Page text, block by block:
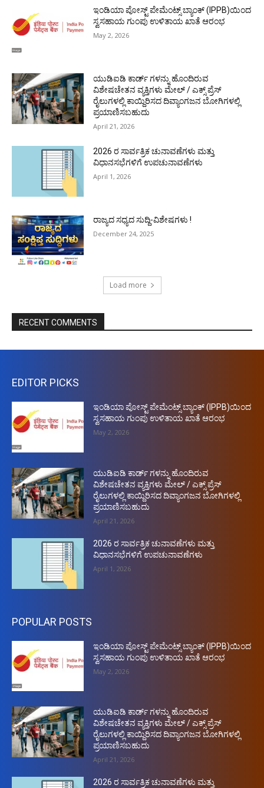
ಇಂಡಿಯಾ ಪೋಸ್ಟ್ ಪೇಮೆಂಟ್ಸ್ ಬ್ಯಾಂಕ್ (IPPB)ಯಿಂದ
ಸ್ವಸಹಾಯ ಗುಂಪು ಉಳಿತಾಯ ಖಾತೆ ಆರಂಭ
May 2, 2026
ಯುಡಿಐಡಿ ಕಾರ್ಡ್ ಗಳನ್ನು ಹೊಂದಿರುವ
ವಿಶೇಷಚೇತನ ವ್ಯಕ್ತಿಗಳು ಮೇಲ್ / ಎಕ್ಸ್ ಪ್ರೆಸ್
ರೈಲುಗಳಲ್ಲಿ ಕಾಯ್ದಿರಿಸದ ದಿವ್ಯಾಂಗಜನ ಬೋಗಿಗಳಲ್ಲಿ
ಪ್ರಯಾಣಿಸಬಹುದು
April 21, 2026
2026 ರ ಸಾರ್ವತ್ರಿಕ ಚುನಾವಣೆಗಳು ಮತ್ತು
ವಿಧಾನಸಭೆಗಳಿಗೆ ಉಪಚುನಾವಣೆಗಳು
April 1, 2026
ರಾಜ್ಯದ ಸಧ್ಯದ ಸುದ್ದಿ-ವಿಶೇಷಗಳು !
December 24, 2025
Load more
RECENT COMMENTS
EDITOR PICKS
ಇಂಡಿಯಾ ಪೋಸ್ಟ್ ಪೇಮೆಂಟ್ಸ್ ಬ್ಯಾಂಕ್ (IPPB)ಯಿಂದ
ಸ್ವಸಹಾಯ ಗುಂಪು ಉಳಿತಾಯ ಖಾತೆ ಆರಂಭ
May 2, 2026
ಯುಡಿಐಡಿ ಕಾರ್ಡ್ ಗಳನ್ನು ಹೊಂದಿರುವ
ವಿಶೇಷಚೇತನ ವ್ಯಕ್ತಿಗಳು ಮೇಲ್ / ಎಕ್ಸ್ ಪ್ರೆಸ್
ರೈಲುಗಳಲ್ಲಿ ಕಾಯ್ದಿರಿಸದ ದಿವ್ಯಾಂಗಜನ ಬೋಗಿಗಳಲ್ಲಿ
ಪ್ರಯಾಣಿಸಬಹುದು
April 21, 2026
2026 ರ ಸಾರ್ವತ್ರಿಕ ಚುನಾವಣೆಗಳು ಮತ್ತು
ವಿಧಾನಸಭೆಗಳಿಗೆ ಉಪಚುನಾವಣೆಗಳು
April 1, 2026
POPULAR POSTS
ಇಂಡಿಯಾ ಪೋಸ್ಟ್ ಪೇಮೆಂಟ್ಸ್ ಬ್ಯಾಂಕ್ (IPPB)ಯಿಂದ
ಸ್ವಸಹಾಯ ಗುಂಪು ಉಳಿತಾಯ ಖಾತೆ ಆರಂಭ
May 2, 2026
ಯುಡಿಐಡಿ ಕಾರ್ಡ್ ಗಳನ್ನು ಹೊಂದಿರುವ
ವಿಶೇಷಚೇತನ ವ್ಯಕ್ತಿಗಳು ಮೇಲ್ / ಎಕ್ಸ್ ಪ್ರೆಸ್
ರೈಲುಗಳಲ್ಲಿ ಕಾಯ್ದಿರಿಸದ ದಿವ್ಯಾಂಗಜನ ಬೋಗಿಗಳಲ್ಲಿ
ಪ್ರಯಾಣಿಸಬಹುದು
April 21, 2026
2026 ರ ಸಾರ್ವತ್ರಿಕ ಚುನಾವಣೆಗಳು ಮತ್ತು